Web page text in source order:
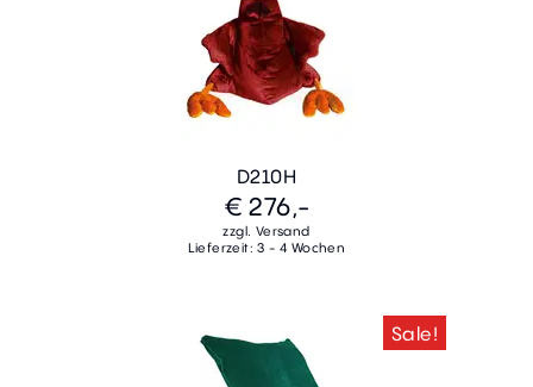
D210H
€ 276,-
zzgl. Versand
Lieferzeit: 3 - 4 Wochen
Sale!